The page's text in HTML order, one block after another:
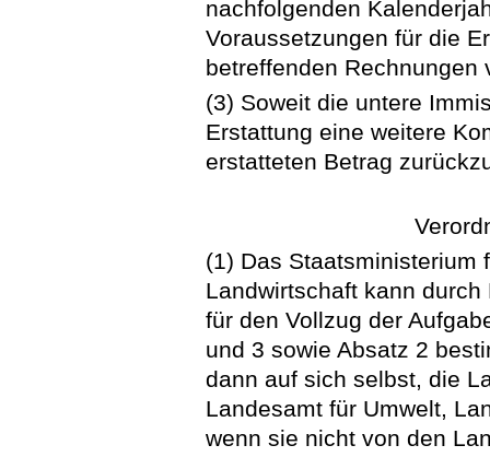
nachfolgenden
Voraussetzungen für die
betreffenden Rechnungen
(3) Soweit die untere
Erstattung eine weitere
erstatteten Betrag
(1) Das Staatsministerium
Landwirtschaft kann
für den Vollzug der
und 3 sowie Absatz 2
dann auf sich selbst, die
Landesamt für Umwelt,
wenn sie nicht von den